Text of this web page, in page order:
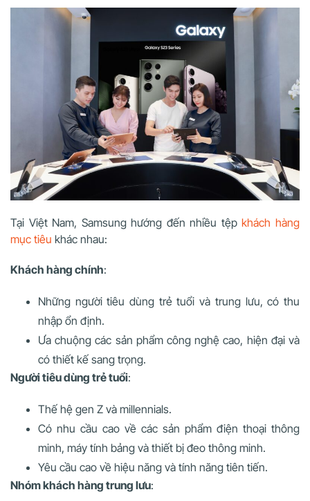
Tại Việt Nam, Samsung hướng đến nhiều tệpkhách hàng
mục tiêu khác nhau:
Khách hàng chính:
Những người tiêu dùng trẻ tuổi và trung lưu, có thu
nhập ổn định.
Ưa chuộng các sản phẩm công nghệ cao, hiện đại và
có thiết kế sang trọng.
Người tiêu dùng trẻ tuổi:
Thế hệ gen Z và millennials.
Có nhu cầu cao về các sản phẩm điện thoại thông
minh, máy tính bảng và thiết bị đeo thông minh.
Yêu cầu cao về hiệu năng và tính năng tiên tiến.
Nhóm khách hàng trung lưu: